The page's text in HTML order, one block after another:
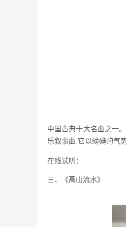
中国古典十大名曲之一
乐叙事曲.它以磅礴的气
在线试听：
三、《高山流水》